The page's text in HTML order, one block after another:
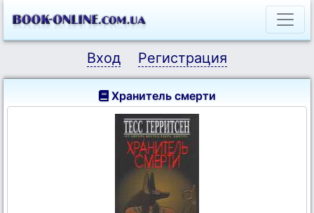
Вход Регистрация
Хранитель смерти